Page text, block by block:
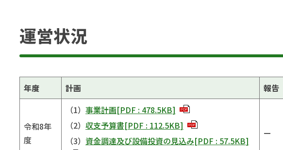
運営状況
年度 計画 報告
令和8年
度
（1） 事業計画[PDF : 478.5KB] PDF
（2） 収支予算書[PDF : 112.5KB] PDF
（3） 資金調達及び設備投資の見込み[PDF : 57.5KB]
ー